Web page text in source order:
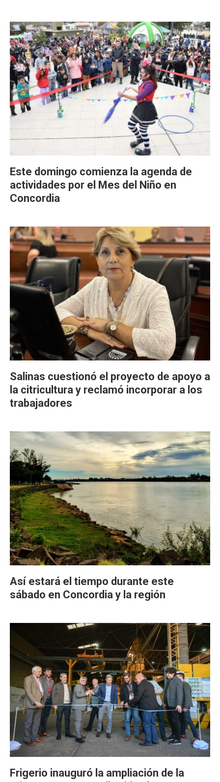
Este domingo comienza la agenda de
actividades por el Mes del Niño en
Concordia
Salinas cuestionó el proyecto de apoyo a
la citricultura y reclamó incorporar a los
trabajadores
Así estará el tiempo durante este
sábado en Concordia y la región
Frigerio inauguró la ampliación de la